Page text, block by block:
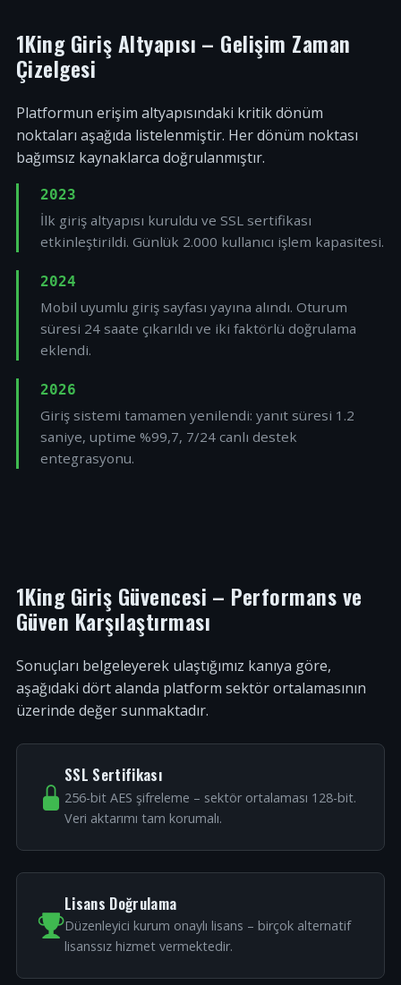
1King Giriş Altyapısı – Gelişim Zaman
Çizelgesi
Platformun erişim altyapısındaki kritik dönüm
noktaları aşağıda listelenmiştir. Her dönüm noktası
bağımsız kaynaklarca doğrulanmıştır.
2023
İlk giriş altyapısı kuruldu ve SSL sertifikası
etkinleştirildi. Günlük 2.000 kullanıcı işlem kapasitesi.
2024
Mobil uyumlu giriş sayfası yayına alındı. Oturum
süresi 24 saate çıkarıldı ve iki faktörlü doğrulama
eklendi.
2026
Giriş sistemi tamamen yenilendi: yanıt süresi 1.2
saniye, uptime %99,7, 7/24 canlı destek
entegrasyonu.
1King Giriş Güvencesi – Performans ve
Güven Karşılaştırması
Sonuçları belgeleyerek ulaştığımız kanıya göre,
aşağıdaki dört alanda platform sektör ortalamasının
üzerinde değer sunmaktadır.
SSL Sertifikası
256-bit AES şifreleme – sektör ortalaması 128-bit.
Veri aktarımı tam korumalı.
Lisans Doğrulama
Düzenleyici kurum onaylı lisans – birçok alternatif
lisanssız hizmet vermektedir.